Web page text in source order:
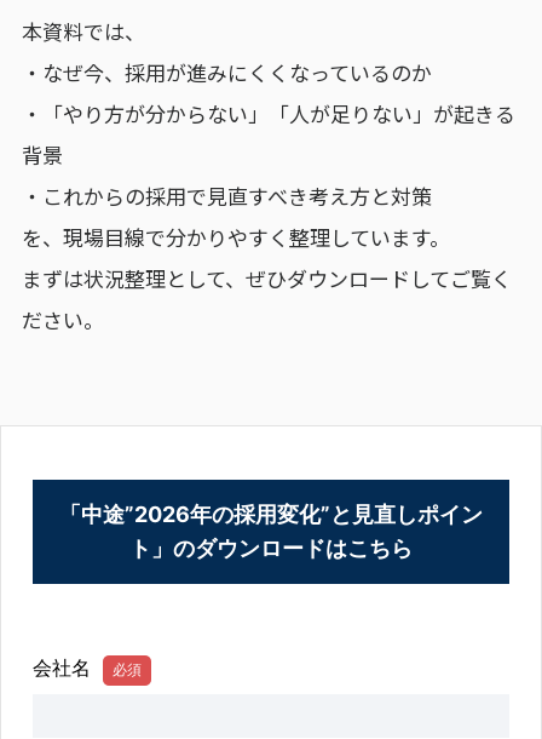
本資料では、
・なぜ今、採用が進みにくくなっているのか
・「やり方が分からない」「人が足りない」が起きる
背景
・これからの採用で見直すべき考え方と対策
を、現場目線で分かりやすく整理しています。
まずは状況整理として、ぜひダウンロードしてご覧く
ださい。